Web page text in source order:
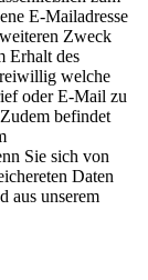
E-Mailadresse
Zweck
Erhalt des
welche
oder E-Mail zu
befindet
Sie sich von
Daten
aus unserem